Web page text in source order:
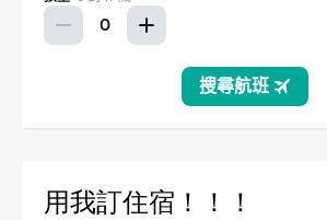
用我訂住宿！！！